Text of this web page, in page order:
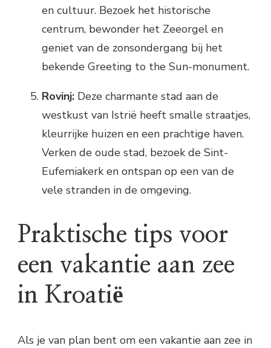
en cultuur. Bezoek het historische
centrum, bewonder het Zeeorgel en
geniet van de zonsondergang bij het
bekende Greeting to the Sun-monument.
Rovinj: Deze charmante stad aan de
westkust van Istrië heeft smalle straatjes,
kleurrijke huizen en een prachtige haven.
Verken de oude stad, bezoek de Sint-
Eufemiakerk en ontspan op een van de
vele stranden in de omgeving.
Praktische tips voor
een vakantie aan zee
in Kroatië
Als je van plan bent om een vakantie aan zee in